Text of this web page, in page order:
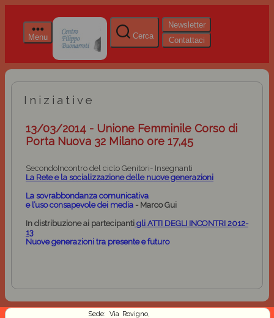
Menu Cerca
Newsletter
Contattaci
Iniziative
13/03/2014 - Unione Femminile Corso di
Porta Nuova 32 Milano ore 17,45
SecondoIncontro del ciclo Genitori- Insegnanti
La Rete e la socializzazione delle nuove generazioni
La sovrabbondanza comunicativa
e l’uso consapevole dei media - Marco Gui
In distribuzione ai partecipanti gli ATTI DEGLI INCONTRI 2012-
13
Nuove generazioni tra presente e futuro
Sede: Via Rovigno,